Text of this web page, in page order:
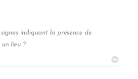
indiquant la présence de
un lieu ?